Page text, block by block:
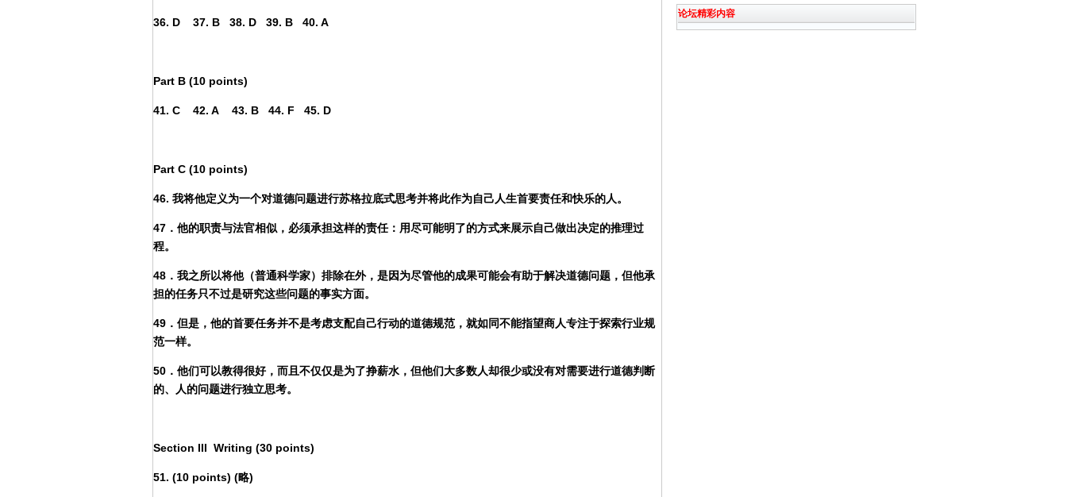
36. D 37. B 38. D 39. B 40. A
Part B (10 points)
41. C 42. A 43. B 44. F 45. D
Part C (10 points)
46. 我将他定义为一个对道德问题进行苏格拉底式思考并将此作为自己人生首要责任和快乐的人。
47．他的职责与法官相似，必须承担这样的责任：用尽可能明了的方式来展示自己做出决定的推理过
程。
48．我之所以将他（普通科学家）排除在外，是因为尽管他的成果可能会有助于解决道德问题，但他承
担的任务只不过是研究这些问题的事实方面。
49．但是，他的首要任务并不是考虑支配自己行动的道德规范，就如同不能指望商人专注于探索行业规
范一样。
50．他们可以教得很好，而且不仅仅是为了挣薪水，但他们大多数人却很少或没有对需要进行道德判断
的、人的问题进行独立思考。
Section III Writing (30 points)
51. (10 points) (略)
论坛精彩内容